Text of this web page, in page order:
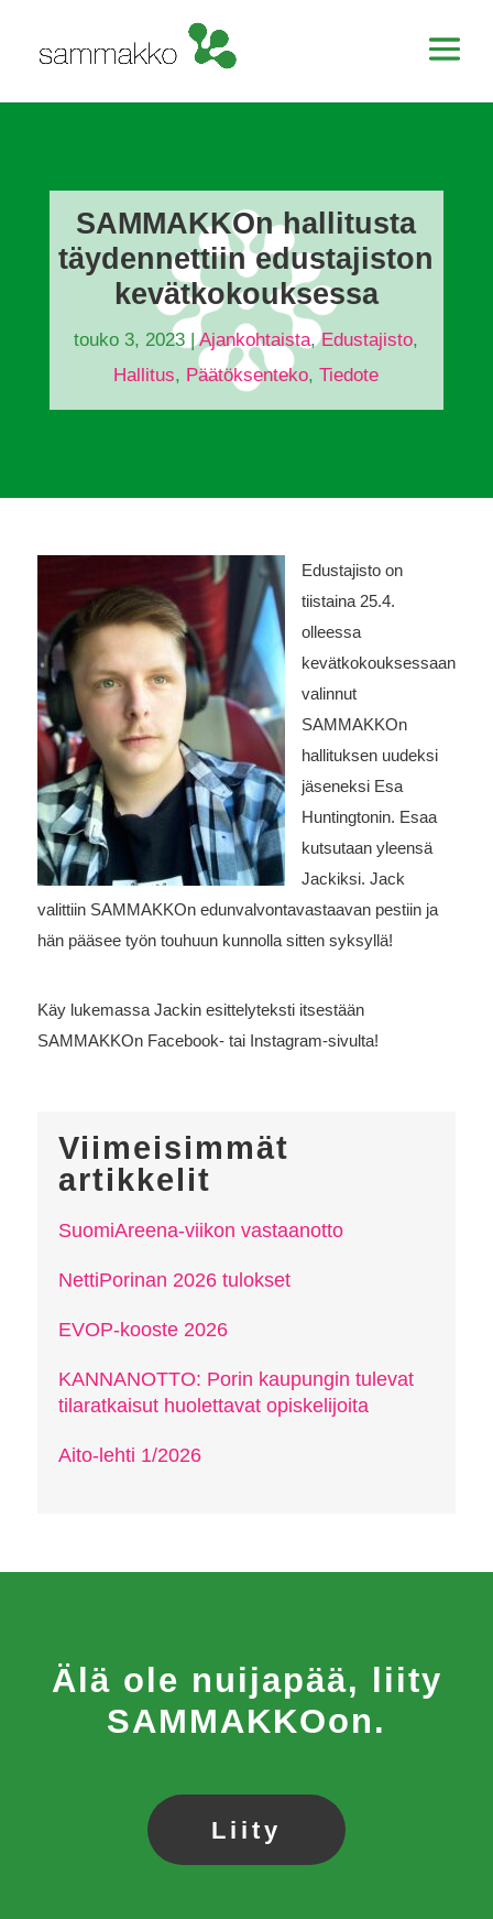
SAMMAKKOn hallitusta
täydennettiin edustajiston
kevätkokouksessa
touko 3, 2023 |Ajankohtaista,Edustajisto,
Hallitus, Päätöksenteko,Tiedote
Edustajisto on
tiistaina 25.4.
olleessa
kevätkokouksessaan
valinnut
SAMMAKKOn
hallituksen uudeksi
jäseneksi Esa
Huntingtonin. Esaa
kutsutaan yleensä
Jackiksi. Jack
valittiin SAMMAKKOn edunvalvontavastaavan pestiin ja
hän pääsee työn touhuun kunnolla sitten syksyllä!
Käy lukemassa Jackin esittelyteksti itsestään
SAMMAKKOn Facebook- tai Instagram-sivulta!
Viimeisimmät
artikkelit
SuomiAreena-viikon vastaanotto
NettiPorinan 2026 tulokset
EVOP-kooste 2026
KANNANOTTO: Porin kaupungin tulevat
tilaratkaisut huolettavat opiskelijoita
Aito-lehti 1/2026
Älä ole nuijapää, liity
SAMMAKKOon.
Liity